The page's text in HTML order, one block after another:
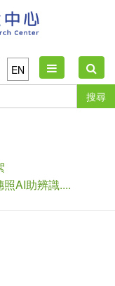
EN
Toggle
navigation
搜尋
AI助辨識....